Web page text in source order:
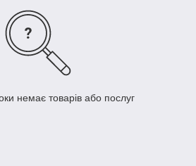
немає товарів або послуг